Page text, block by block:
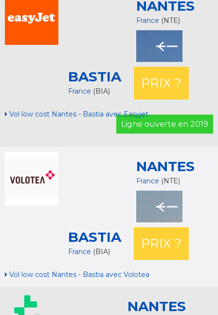
NANTES
France (NTE)
BASTIA
France (BIA)
PRIX ?
Vol low cost Nantes - Bastia avec Easyjet
Ligne ouverte en 2019
NANTES
France (NTE)
BASTIA
France (BIA)
PRIX ?
Vol low cost Nantes - Bastia avec Volotea
NANTES